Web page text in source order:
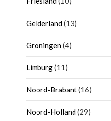
Gelderland(13)
Groningen(4)
Limburg(11)
Noord-Brabant(16)
Noord-Holland(29)